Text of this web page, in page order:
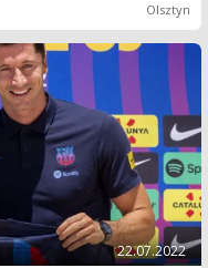
Olsztyn
22.07.2022